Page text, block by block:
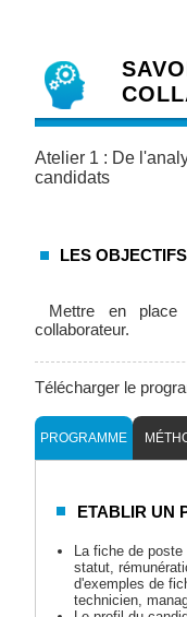
Atelier 1 : De
candidats
LES OBJECTIFS
Mettre en place
collaborateur.
Télécharger le
PROGRAMME
ETABLIR UN
La fiche de
statut,
d'exemples de
technicien,